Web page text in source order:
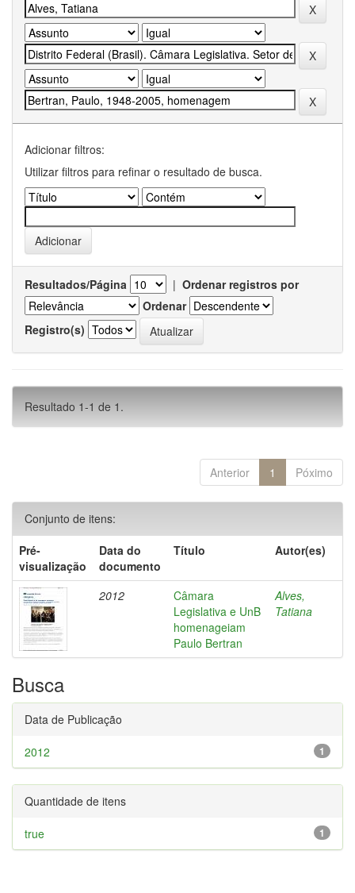
Adicionar filtros:
Utilizar filtros para refinar o resultado de busca.
Resultados/Página | Ordenar registros por
Ordenar
Registro(s)
Resultado 1-1 de 1.
Anterior 1 Póximo
Conjunto de itens:
Pré-
visualização
Data do
documento
Título Autor(es)
2012
Câmara
Legislativa e UnB
homenageiam
Paulo Bertran
Alves,
Tatiana
Busca
Data de Publicação
1
2012
Quantidade de itens
1
true